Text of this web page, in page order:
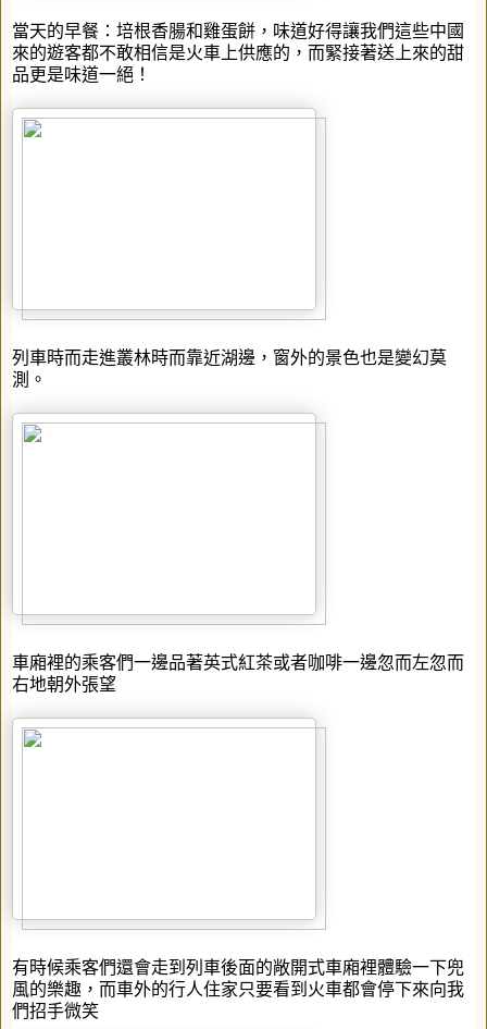
當天的早餐：培根香腸和雞蛋餅，味道好得讓我們這些中國
來的遊客都不敢相信是火車上供應的，而緊接著送上來的甜
品更是味道一絕！
列車時而走進叢林時而靠近湖邊，窗外的景色也是變幻莫
測。
車廂裡的乘客們一邊品著英式紅茶或者咖啡一邊忽而左忽而
右地朝外張望
有時候乘客們還會走到列車後面的敞開式車廂裡體驗一下兜
風的樂趣，而車外的行人住家只要看到火車都會停下來向我
們招手微笑